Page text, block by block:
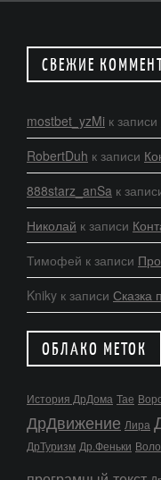
СВЕЖИЕ
mostbet_yzMi к записи
RobertDuh к записи
888starz_anSa к
Николай к записи
Тимофей к записи
Kniky к записи Сказка
ОБЛАКО МЕТОК
История ДрДома Тае
ДрДвижение Лира
ДрТуризм Др.Феньки